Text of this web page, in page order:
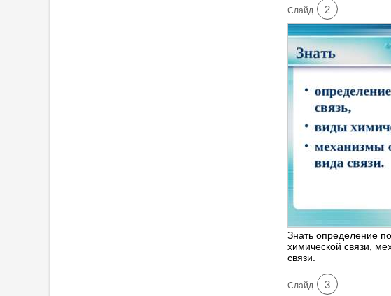
Cлайд 2
Знать определение
химической связи,
связи.
Cлайд 3